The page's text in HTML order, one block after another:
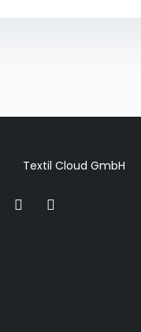
Textil Cloud GmbH